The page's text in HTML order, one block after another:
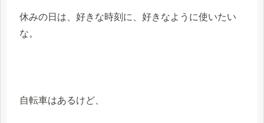
休みの日は、好きな時刻に、好きなように使いたい
な。
自転車はあるけど、